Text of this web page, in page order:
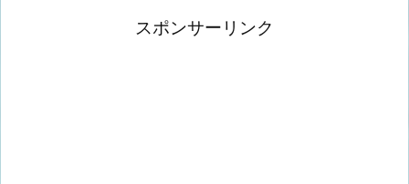
スポンサーリンク